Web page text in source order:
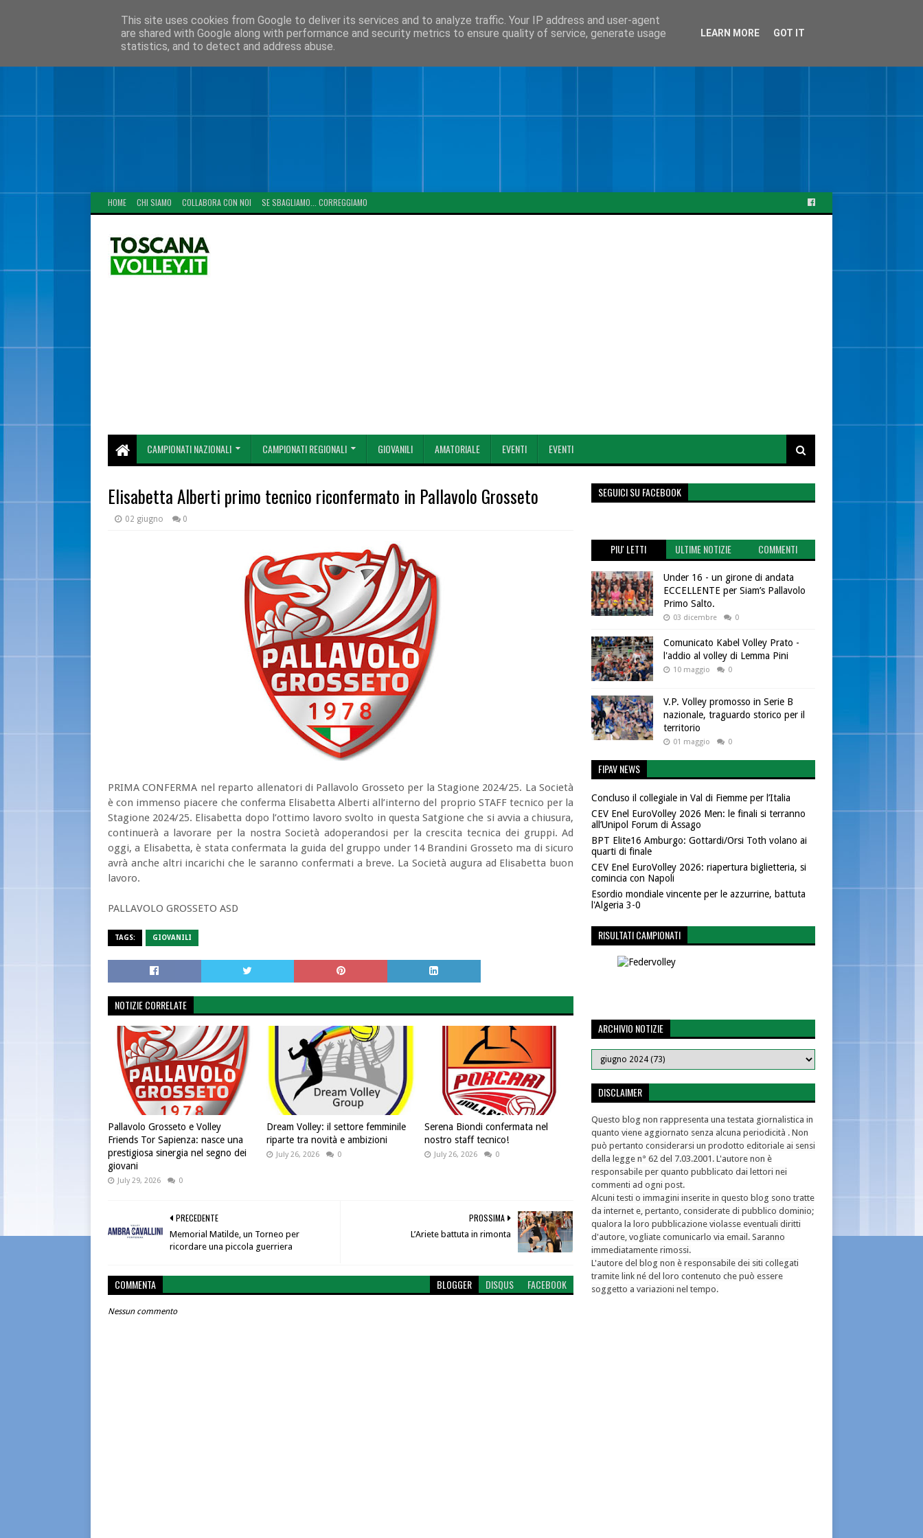
HOME CHI SIAMO COLLABORA CON NOI SE SBAGLIAMO... CORREGGIAMO
CAMPIONATI NAZIONALI CAMPIONATI REGIONALI GIOVANILI AMATORIALE EVENTI EVENTI
Elisabetta Alberti primo tecnico riconfermato in Pallavolo Grosseto
02 giugno 0
PRIMA CONFERMA nel reparto allenatori di Pallavolo Grosseto per la Stagione 2024/25. La Società
è con immenso piacere che conferma Elisabetta Alberti all’interno del proprio STAFF tecnico per la
Stagione 2024/25. Elisabetta dopo l’ottimo lavoro svolto in questa Satgione che si avvia a chiusura,
continuerà a lavorare per la nostra Società adoperandosi per la crescita tecnica dei gruppi. Ad
oggi, a Elisabetta, è stata confermata la guida del gruppo under 14 Brandini Grosseto ma di sicuro
avrà anche altri incarichi che le saranno confermati a breve. La Società augura ad Elisabetta buon
lavoro.
PALLAVOLO GROSSETO ASD
TAGS: GIOVANILI
NOTIZIE CORRELATE
Pallavolo Grosseto e Volley
Friends Tor Sapienza: nasce una
prestigiosa sinergia nel segno dei
giovani
July 29, 2026 0
Dream Volley: il settore femminile
riparte tra novità e ambizioni
July 26, 2026 0
Serena Biondi confermata nel
nostro staff tecnico!
July 26, 2026 0
PROSSIMA
L’Ariete battuta in rimonta
PRECEDENTE
Memorial Matilde, un Torneo per
ricordare una piccola guerriera
COMMENTA BLOGGER DISQUS FACEBOOK
Nessun commento
SEGUICI SU FACEBOOK
PIU' LETTI ULTIME NOTIZIE COMMENTI
Under 16 - un girone di andata
ECCELLENTE per Siam’s Pallavolo
Primo Salto.
03 dicembre 0
Comunicato Kabel Volley Prato -
l'addio al volley di Lemma Pini
10 maggio 0
V.P. Volley promosso in Serie B
nazionale, traguardo storico per il
territorio
01 maggio 0
FIPAV NEWS
Concluso il collegiale in Val di Fiemme per l’Italia
CEV Enel EuroVolley 2026 Men: le finali si terranno
all’Unipol Forum di Assago
BPT Elite16 Amburgo: Gottardi/Orsi Toth volano ai
quarti di finale
CEV Enel EuroVolley 2026: riapertura biglietteria, si
comincia con Napoli
Esordio mondiale vincente per le azzurrine, battuta
l'Algeria 3-0
RISULTATI CAMPIONATI
ARCHIVIO NOTIZIE
DISCLAIMER
Questo blog non rappresenta una testata giornalistica in
quanto viene aggiornato senza alcuna periodicità . Non
può pertanto considerarsi un prodotto editoriale ai sensi
della legge n° 62 del 7.03.2001. L'autore non è
responsabile per quanto pubblicato dai lettori nei
commenti ad ogni post.
Alcuni testi o immagini inserite in questo blog sono tratte
da internet e, pertanto, considerate di pubblico dominio;
qualora la loro pubblicazione violasse eventuali diritti
d'autore, vogliate comunicarlo via email. Saranno
immediatamente rimossi.
L'autore del blog non è responsabile dei siti collegati
tramite link né del loro contenuto che può essere
soggetto a variazioni nel tempo.
This site uses cookies from Google to deliver its services and to analyze traffic. Your IP address and user-agent
are shared with Google along with performance and security metrics to ensure quality of service, generate usage
statistics, and to detect and address abuse.
LEARN MORE GOT IT